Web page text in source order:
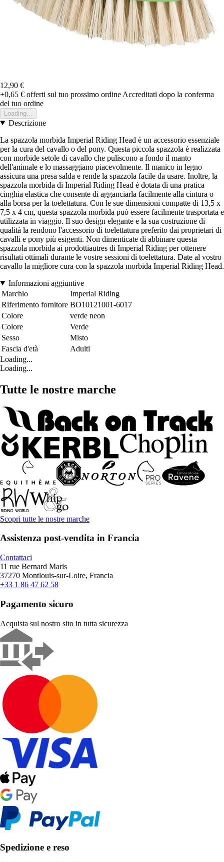
12,90 €
+0,65 € offerti sul tuo prossimo ordine Accreditati dopo la conferma
del tuo ordine
Loading...
Descrizione
La spazzola morbida Imperial Riding Head è un accessorio essenziale
per la cura del cavallo o del pony. Questa piccola spazzola è realizzata
con morbide setole di cavallo che puliscono a fondo il manto
dell'animale e lo massaggiano piacevolmente. Il manico in legno
assicura una presa salda e rende la spazzola facile da usare. Inoltre, la
spazzola morbida di Imperial Riding Head è dotata di una pratica
cinghia elastica che consente di agganciarla facilmente alla cintura o
alla borsa per la toelettatura. Con le sue dimensioni compatte di 13,5 x
7,5 x 4 cm, questa spazzola morbida può essere facilmente trasportata e
utilizzata in viaggio. Il suo design elegante e la sua costruzione di
qualità la rendono l'accessorio di toelettatura preferito dai proprietari di
cavalli e pony più esigenti. Non dimenticate di abbinare questa
spazzola morbida ai prodottiautres di Imperial Riding per ottenere
risultati ottimali durante le vostre sessioni di toelettatura. Date al vostro
cavallo la migliore cura con la spazzola morbida Imperial Riding Head.
Informazioni aggiuntive
Marchio
Imperial Riding
Riferimento fornitore BO10121001-6017
Colore
verde neon
Colore
Verde
Sesso
Misto
Fascia d'età
Adulti
Loading...
Loading...
Tutte le nostre marche
Scopri tutte le nostre marche
Assistenza post-vendita in Francia
Contattaci
11 rue Bernard Maris
37270 Montlouis-sur-Loire, Francia
+33 1 86 47 62 58
Pagamento sicuro
Acquista sul nostro sito in tutta sicurezza
Spedizione e reso